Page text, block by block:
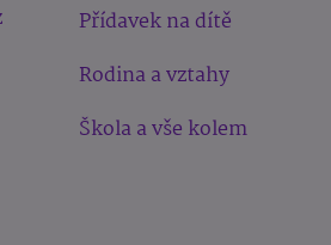
Přídavek na dítě
Rodina a vztahy
Škola a vše kolem